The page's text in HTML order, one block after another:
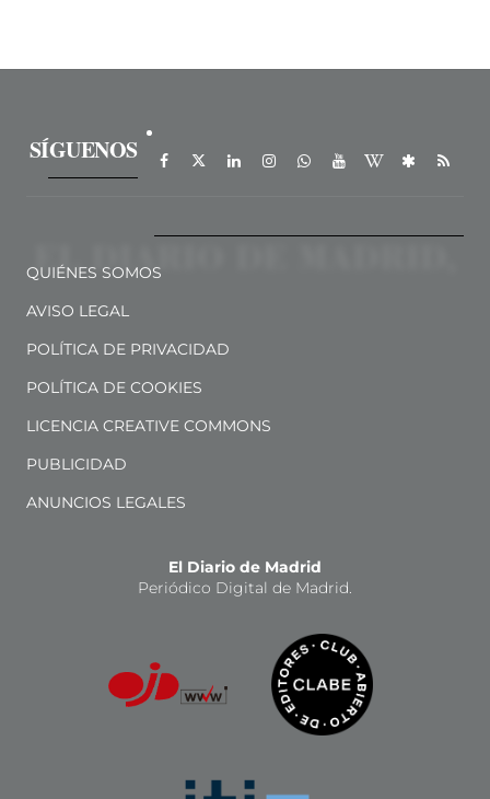
SÍGUENOS
QUIÉNES SOMOS
AVISO LEGAL
POLÍTICA DE PRIVACIDAD
POLÍTICA DE COOKIES
LICENCIA CREATIVE COMMONS
PUBLICIDAD
ANUNCIOS LEGALES
El Diario de Madrid
Periódico Digital de Madrid.